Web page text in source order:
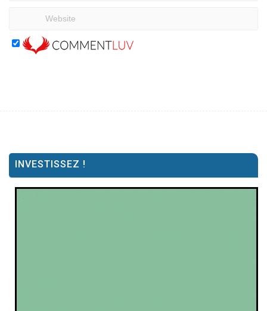
INVESTISSEZ !